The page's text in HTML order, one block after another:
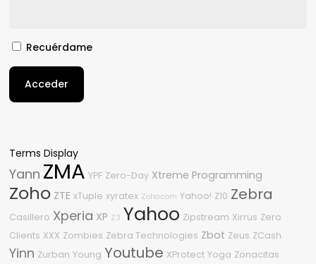
Recuérdame
Acceder
Terms Display
Yann ZMA YPF Zero-Day Xtreme Programming
Zoho ZTE xTuple xyratex Zoho.com Yahoo! Z10 Zebra
Casillero Xperia XP Z3 Yahoo Zipstream Xirrus Zero
Clients XXX Zombies Zebra Technologies Zbot Zeus ZCash
Yinn Zurban Young Youtube XProtect Yoga Zonacitas